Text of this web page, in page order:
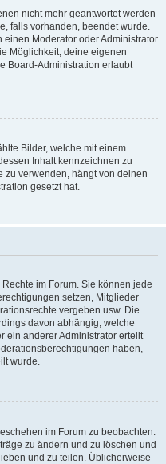
nicht mehr geantwortet werden
falls vorhanden, beendet wurde.
Moderator oder Administrator
Möglichkeit, deine eigenen
Board-Administration erlaubt
Bilder, welche mit einem
Inhalt kennzeichnen zu
zu verwenden, hängt von deinen
gesetzt hat.
im Forum. Sie können jede
setzen, Mitglieder
vergeben usw. Die
davon abhängig, welche
ein anderer Administrator erteilt
haben,
wurde.
im Forum zu beobachten.
zu ändern und zu löschen und
und zu teilen. Üblicherweise